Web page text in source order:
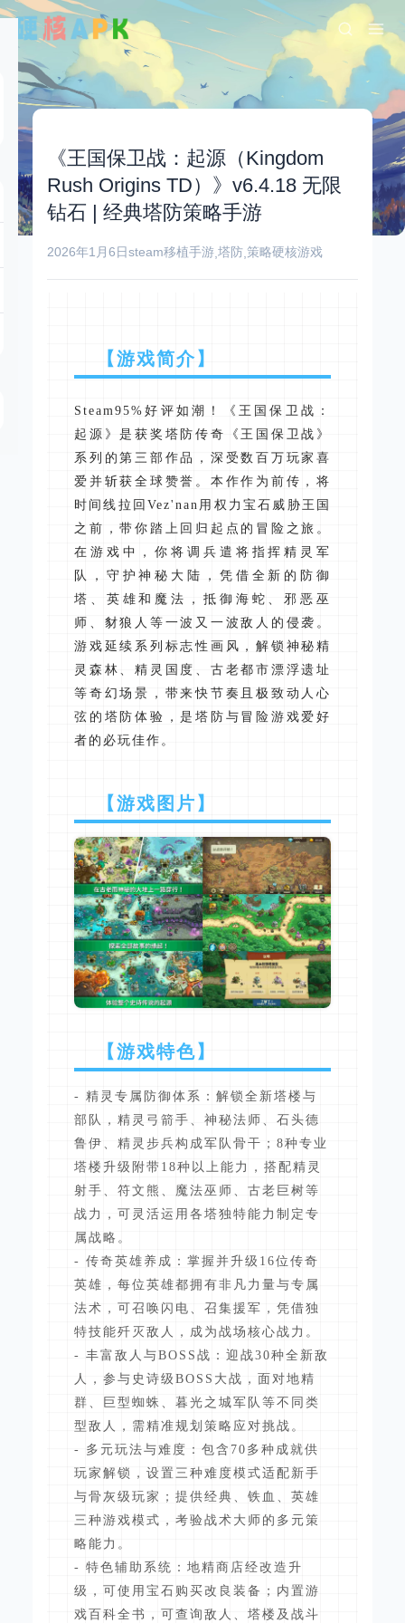
《王国保卫战：起源（Kingdom
Rush Origins TD）》v6.4.18 无限
钻石 | 经典塔防策略手游
2026年1月6日steam移植手游 塔防 策略硬核游戏
【游戏简介】
Steam95%好评如潮！《王国保卫战：
起源》是获奖塔防传奇《王国保卫战》
系列的第三部作品，深受数百万玩家喜
爱并斩获全球赞誉。本作作为前传，将
时间线拉回Vez'nan用权力宝石威胁王国
之前，带你踏上回归起点的冒险之旅。
在游戏中，你将调兵遣将指挥精灵军
队，守护神秘大陆，凭借全新的防御
塔、英雄和魔法，抵御海蛇、邪恶巫
师、豺狼人等一波又一波敌人的侵袭。
游戏延续系列标志性画风，解锁神秘精
灵森林、精灵国度、古老都市漂浮遗址
等奇幻场景，带来快节奏且极致动人心
弦的塔防体验，是塔防与冒险游戏爱好
者的必玩佳作。
【游戏图片】
【游戏特色】
- 精灵专属防御体系：解锁全新塔楼与
部队，精灵弓箭手、神秘法师、石头德
鲁伊、精灵步兵构成军队骨干；8种专业
塔楼升级附带18种以上能力，搭配精灵
射手、符文熊、魔法巫师、古老巨树等
战力，可灵活运用各塔独特能力制定专
属战略。
- 传奇英雄养成：掌握并升级16位传奇
英雄，每位英雄都拥有非凡力量与专属
法术，可召唤闪电、召集援军，凭借独
特技能歼灭敌人，成为战场核心战力。
- 丰富敌人与BOSS战：迎战30种全新敌
人，参与史诗级BOSS大战，面对地精
群、巨型蜘蛛、暮光之城军队等不同类
型敌人，需精准规划策略应对挑战。
- 多元玩法与难度：包含70多种成就供
玩家解锁，设置三种难度模式适配新手
与骨灰级玩家；提供经典、铁血、英雄
三种游戏模式，考验战术大师的多元策
略能力。
- 特色辅助系统：地精商店经改造升
级，可使用宝石购买改良装备；内置游
戏百科全书，可查询敌人、塔楼及战斗